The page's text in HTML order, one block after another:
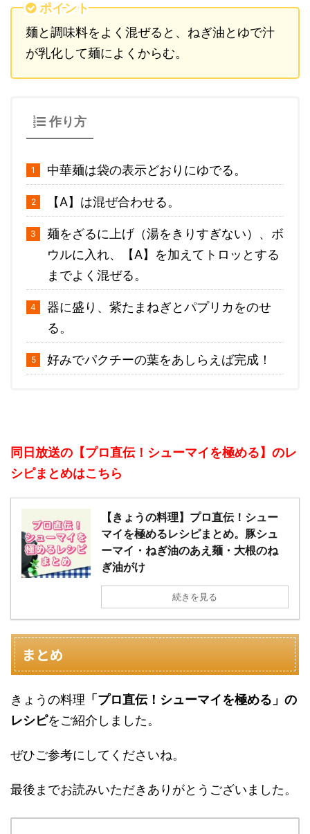
ポイント
麺と調味料をよく混ぜると、ねぎ油とゆで汁
が乳化して麺によくからむ。
作り方
中華麺は袋の表示どおりにゆでる。
【A】は混ぜ合わせる。
麺をざるに上げ（湯をきりすぎない）、ボ
ウルに入れ、【A】を加えてトロッとする
までよく混ぜる。
器に盛り、紫たまねぎとパプリカをのせ
る。
好みでパクチーの葉をあしらえば完成！
同日放送の【プロ直伝！シューマイを極める】のレ
シピまとめはこちら
【きょうの料理】プロ直伝！シュー
マイを極めるレシピまとめ。豚シュ
ーマイ・ねぎ油のあえ麺・大根のね
ぎ油がけ
続きを見る
まとめ
きょうの料理 「プロ直伝！シューマイを極める」の
レシピをご紹介しました。
ぜひご参考にしてくださいね。
最後までお読みいただきありがとうございました。